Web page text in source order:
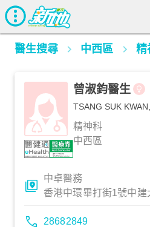
醫生搜尋 中西區 精
曾淑鈞醫生
TSANG SUK
精神科
中西區
中卓醫務
香港中環畢打街1號中建
28682849